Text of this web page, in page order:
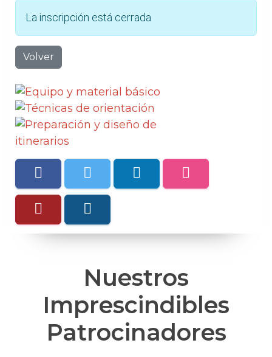
La inscripción está cerrada
Volver
Nuestros
Imprescindibles
Patrocinadores